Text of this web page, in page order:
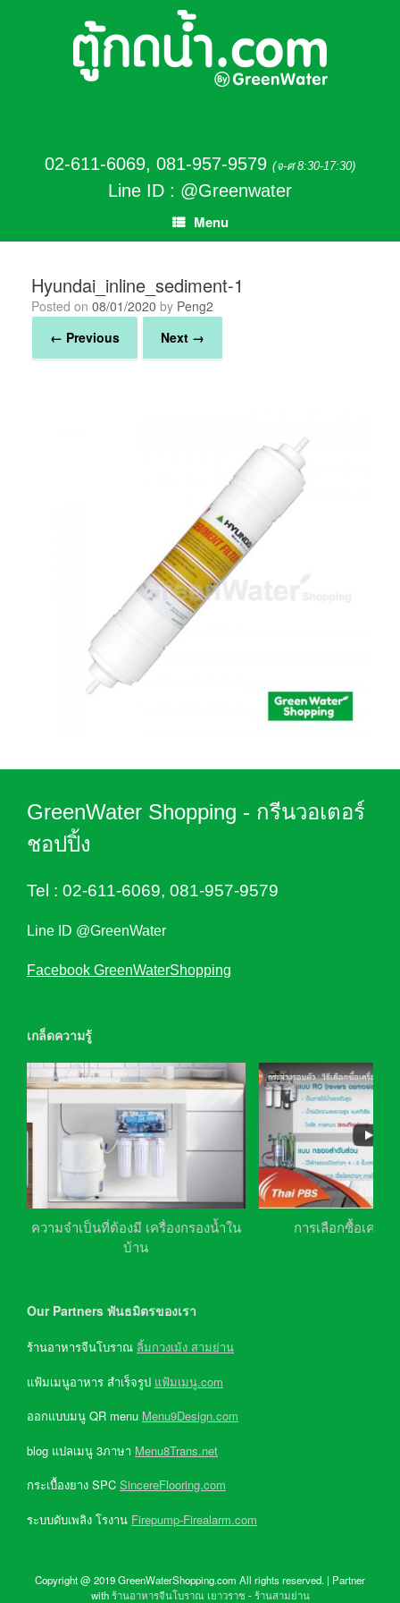
02-611-6069, 081-957-9579 (จ-ศ 8:30-17:30)
Line ID : @Greenwater
Menu
Hyundai_inline_sediment-1
Posted on 08/01/2020 by Peng2
← Previous
Next →
GreenWater Shopping - กรีนวอเตอร์
ชอปปิ้ง
Tel : 02-611-6069, 081-957-9579
Line ID @GreenWater
Facebook GreenWaterShopping
เกล็ดความรู้
ความจำเป็นที่ต้องมี เครื่องกรองน้ำใน
บ้าน
การเลือกซื้อเครื่อ
Our Partners พันธมิตรของเรา
ร้านอาหารจีนโบราณ ลิ้มกวงเม้ง สามย่าน
แฟ้มเมนูอาหาร สำเร็จรูป แฟ้มเมนู.com
ออกแบบมนู QR menu Menu9Design.com
blog แปลเมนู 3ภาษา Menu8Trans.net
กระเบื้องยาง SPC SincereFlooring.com
ระบบดับเพลิง โรงาน Firepump-Firealarm.com
Copyright @ 2019 GreenWaterShopping.com All rights reserved. | Partner
withร้านอาหารจีนโบราณ เยาวราช-ร้านสามย่าน